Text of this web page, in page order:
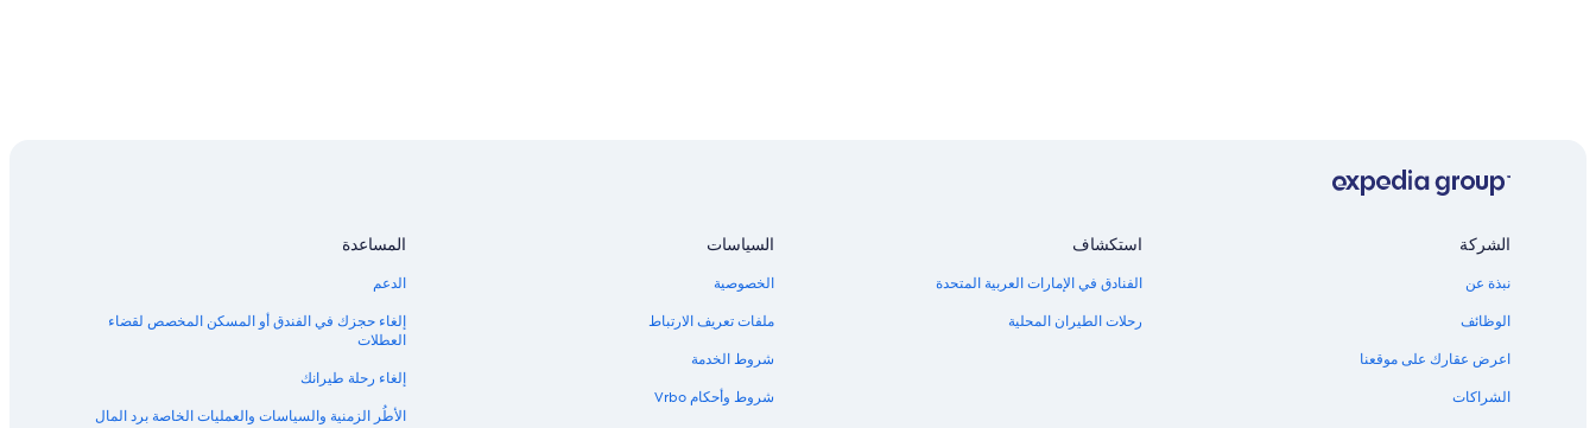
الشركة
نبذة عن
الوظائف
اعرض عقارك على موقعنا
الشراكات
استكشاف
الفنادق في الإمارات العربية المتحدة
رحلات الطيران المحلية
السياسات
الخصوصية
ملفات تعريف الارتباط
شروط الخدمة
شروط وأحكام Vrbo
المساعدة
الدعم
إلغاء حجزك في الفندق أو المسكن المخصص لقضاء
العطلات
إلغاء رحلة طيرانك
الأطُر الزمنية والسياسات والعمليات الخاصة برد المال